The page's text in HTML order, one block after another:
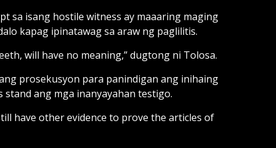
sa isang hostile witness ay maaaring maging
kapag ipinatawag sa araw ng paglilitis.
will have no meaning,” dugtong ni Tolosa.
prosekusyon para panindigan ang inihaing
ang mga inanyayahan testigo.
have other evidence to prove the articles of